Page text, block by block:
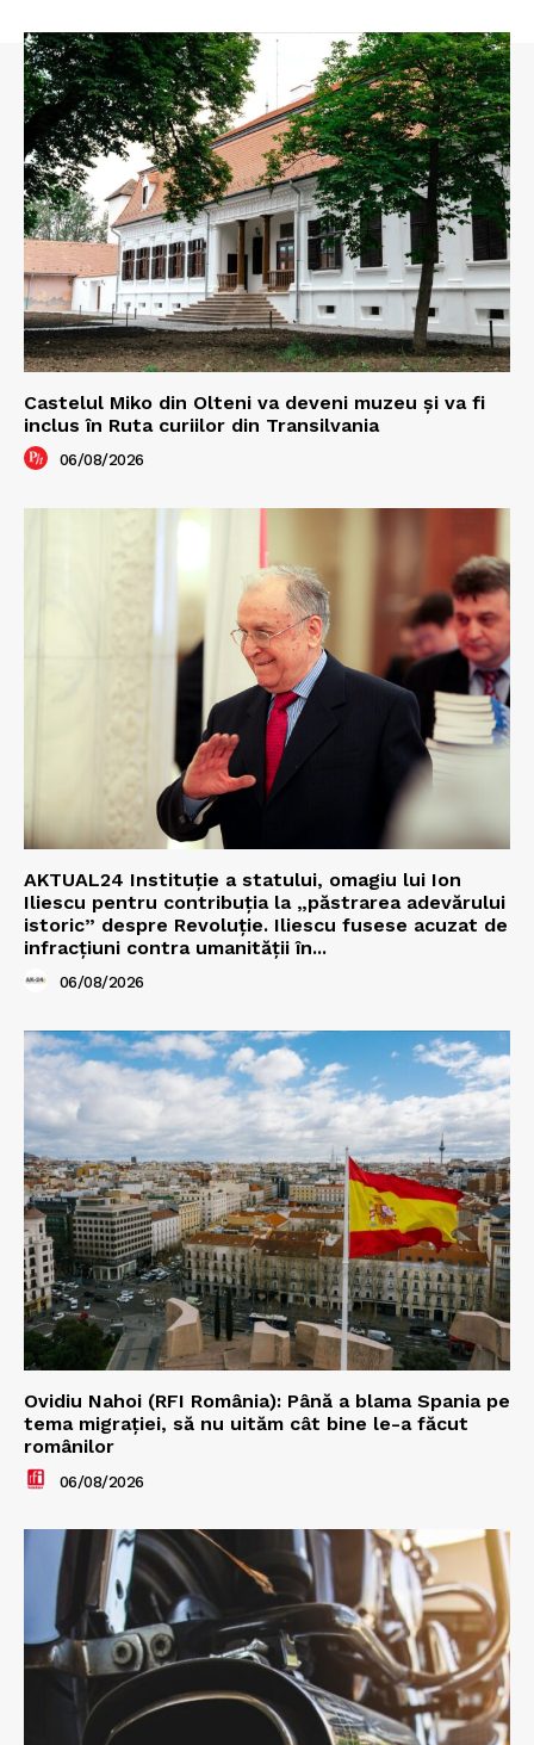
Castelul Miko din Olteni va deveni muzeu şi va fi
inclus în Ruta curiilor din Transilvania
06/08/2026
AKTUAL24 Instituție a statului, omagiu lui Ion
Iliescu pentru contribuția la „păstrarea adevărului
istoric” despre Revoluție. Iliescu fusese acuzat de
infracțiuni contra umanității în...
06/08/2026
Ovidiu Nahoi (RFI România): Până a blama Spania pe
tema migrației, să nu uităm cât bine le-a făcut
românilor
06/08/2026